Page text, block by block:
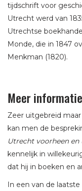
tijdschrift voor
Utrecht werd van
Utrechtse
Monde, die in 1847
Menkman (1820).
Meer informatie
Zeer uitgebreid
kan men de
Utrecht voorheen en
kennelijk in
dat hij in boeken en
In een van de laatste